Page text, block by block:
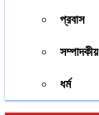
প্রবাস
সম্পাদকীয়
ধর্ম